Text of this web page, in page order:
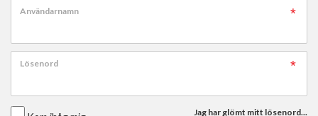
Användarnamn
Lösenord
Jag har glömt mitt lösenord...